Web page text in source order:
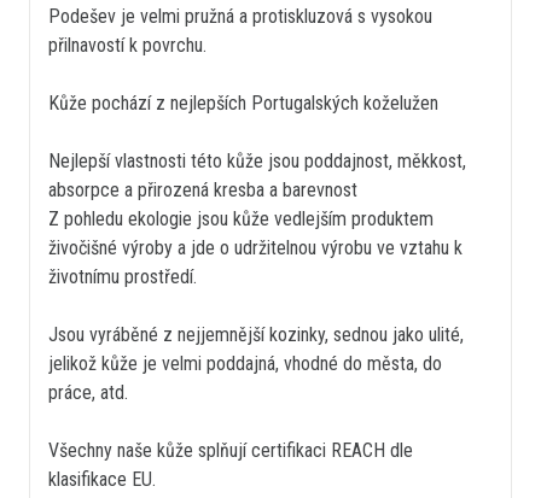
Podešev je velmi pružná a protiskluzová s vysokou
přilnavostí k povrchu.
Kůže pochází z nejlepších Portugalských koželužen
Nejlepší vlastnosti této kůže jsou poddajnost, měkkost,
absorpce a přirozená kresba a barevnost
Z pohledu ekologie jsou kůže vedlejším produktem
živočišné výroby a jde o udržitelnou výrobu ve vztahu k
životnímu prostředí.
Jsou vyráběné z nejjemnější kozinky, sednou jako ulité,
jelikož kůže je velmi poddajná, vhodné do města, do
práce, atd.
Všechny naše kůže splňují certifikaci REACH dle
klasifikace EU.